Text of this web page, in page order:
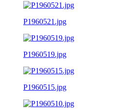
P1960521.jpg
P1960519.jpg
P1960515.jpg